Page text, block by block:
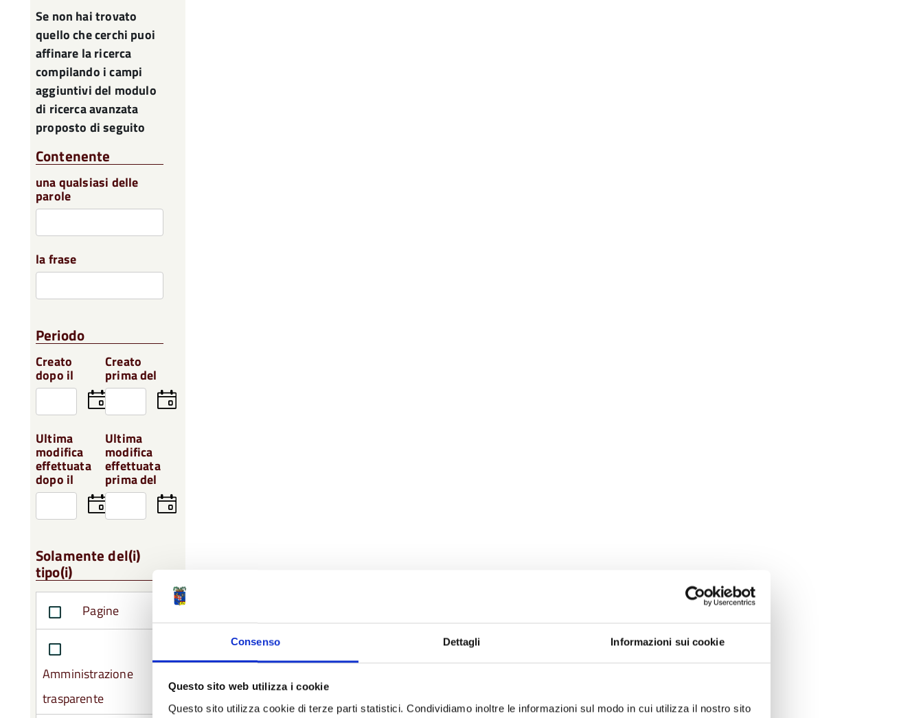
Consenso Dettagli Informazioni sui cookie
Questo sito web utilizza i cookie
Questo sito utilizza cookie di terze parti statistici. Condividiamo inoltre le informazioni sul modo in cui utilizza il nostro sito
Se non hai trovato
quello che cerchi puoi
affinare la ricerca
compilando i campi
aggiuntivi del modulo
di ricerca avanzata
proposto di seguito
Contenente
una qualsiasi delle
parole
la frase
Periodo
Creato
dopo il
Seleziona
la
Creato
prima del
Seleziona
la
Ultima
modifica
effettuata
dopo il
Seleziona
la
Ultima
modifica
effettuata
prima del
Seleziona
la
Solamente del(i)
tipo(i)
Pagine
Amministrazione
trasparente